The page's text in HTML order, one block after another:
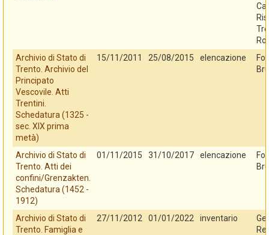
Archivio di Stato di
Trento. Archivio del
Principato
Vescovile. Atti
Trentini.
Schedatura (1325 -
sec. XIX prima
metà)
15/11/2011 25/08/2015 elencazione
Archivio di Stato di
Trento. Atti dei
confini/Grenzakten.
Schedatura (1452 -
1912)
01/11/2015 31/10/2017 elencazione
Archivio di Stato di
Trento. Famiglia e
27/11/2012 01/01/2022 inventario